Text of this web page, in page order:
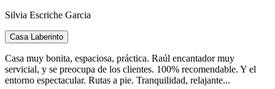
Silvia Escriche Garcia
Casa Laberinto
Casa muy bonita, espaciosa, práctica. Raúl encantador muy
servicial, y se preocupa de los clientes. 100% recomendable. Y el
entorno espectacular. Rutas a pie. Tranquilidad, relajante...